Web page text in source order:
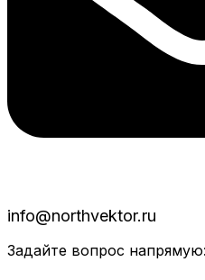
info@northvektor.ru
Задайте вопрос напрямую: